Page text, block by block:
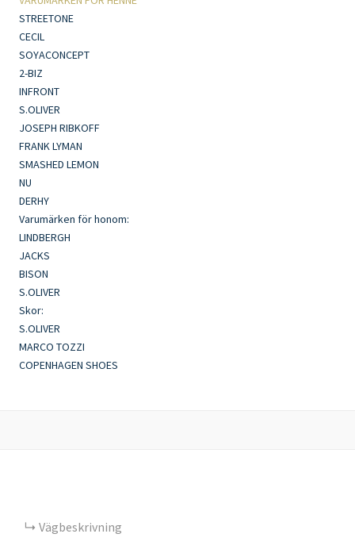
STREETONE
CECIL
SOYACONCEPT
2-BIZ
INFRONT
S.OLIVER
JOSEPH RIBKOFF
FRANK LYMAN
SMASHED LEMON
NU
DERHY
Varumärken för honom:
LINDBERGH
JACKS
BISON
S.OLIVER
Skor:
S.OLIVER
MARCO TOZZI
COPENHAGEN SHOES
Vägbeskrivning